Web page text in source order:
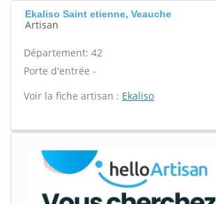
Ekaliso Saint etienne, Veauche
Artisan
Département: 42
Porte d'entrée -
Voir la fiche artisan : Ekaliso